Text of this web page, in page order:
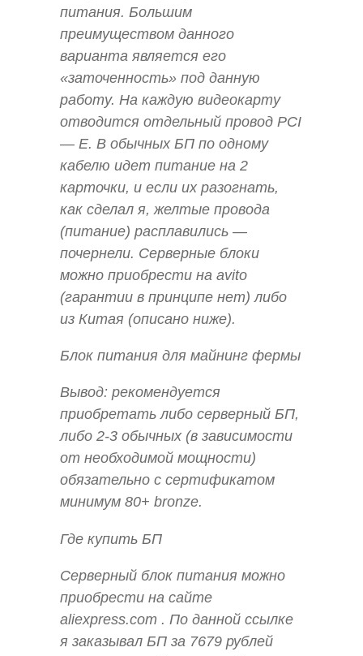
питания. Большим
преимуществом данного
варианта является его
«заточенность» под данную
работу. На каждую видеокарту
отводится отдельный провод PCI
— E. В обычных БП по одному
кабелю идет питание на 2
карточки, и если их разогнать,
как сделал я, желтые провода
(питание) расплавились —
почернели. Серверные блоки
можно приобрести на avito
(гарантии в принципе нет) либо
из Китая (описано ниже).
Блок питания для майнинг фермы
Вывод: рекомендуется
приобретать либо серверный БП,
либо 2-3 обычных (в зависимости
от необходимой мощности)
обязательно с сертификатом
минимум 80+ bronze.
Где купить БП
Серверный блок питания можно
приобрести на сайте
aliexpress.com . По данной ссылке
я заказывал БП за 7679 рублей